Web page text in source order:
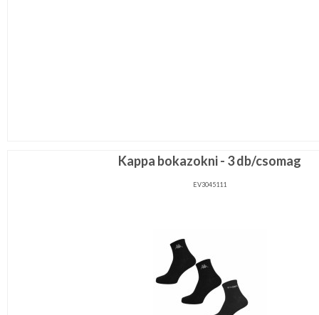
Kappa bokazokni - 3 db/csomag
EV3045111